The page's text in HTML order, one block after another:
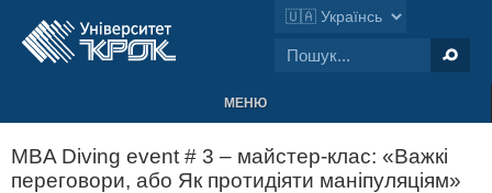
МЕНЮ
MBA Diving еvent # 3 – майстер-клас: «Важкі
переговори, або Як протидіяти маніпуляціям»